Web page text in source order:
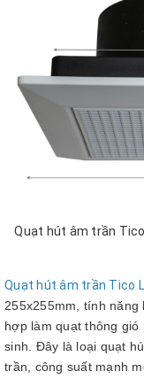
Quạt hút âm trần
Quạt hút âm trần Tico
255x255mm, tính
hợp làm quạt thông
sinh. Đây là loại quạt
trần, công suất mạnh